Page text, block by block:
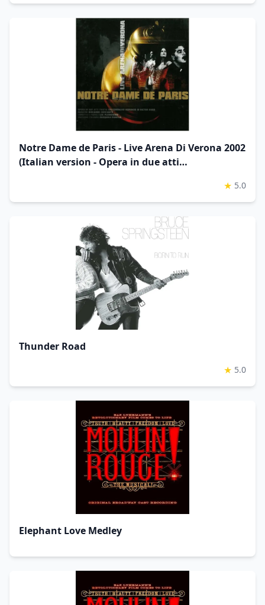
Notre Dame de Paris - Live Arena Di Verona 2002
(Italian version - Opera in due atti
★ 5.0
Thunder Road
★ 5.0
Elephant Love Medley